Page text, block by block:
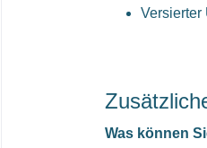
Versierter
Was können